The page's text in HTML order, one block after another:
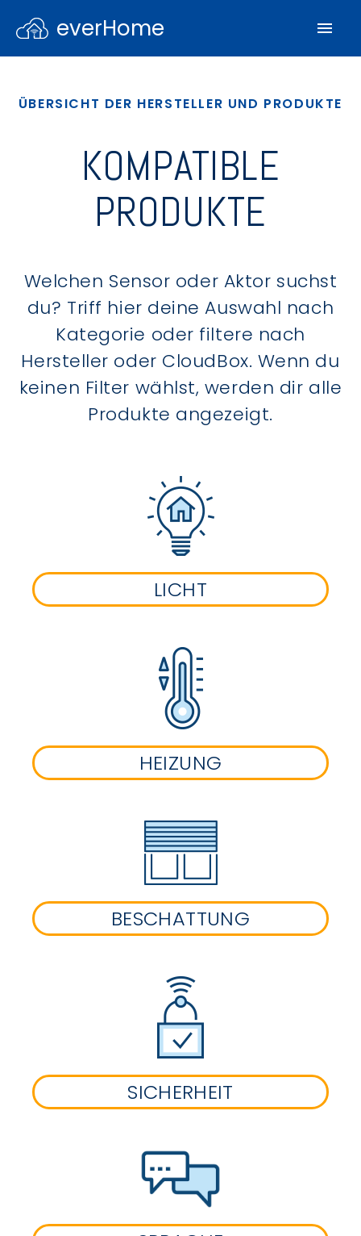
everHome
ÜBERSICHT DER HERSTELLER UND PRODUKTE
KOMPATIBLE
PRODUKTE
Welchen Sensor oder Aktor suchst
du? Triff hier deine Auswahl nach
Kategorie oder filtere nach
Hersteller oder CloudBox. Wenn du
keinen Filter wählst, werden dir alle
Produkte angezeigt.
LICHT
HEIZUNG
BESCHATTUNG
SICHERHEIT